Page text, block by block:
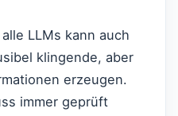
LLMs kann auch
klingende, aber
erzeugen.
immer geprüft